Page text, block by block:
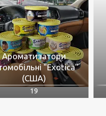
Ароматизатори
"Exotica"
(США)
19